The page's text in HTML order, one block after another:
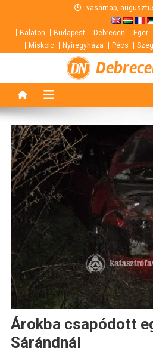
content
vasárnap,
Balaton Budapest Debrecen Eger
Miskolc
Nyíregyháza Pécs
Árokba csapódott
Sárándnál